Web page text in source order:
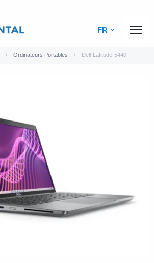
FR
Ordinateurs Portables Dell Latitude 5440